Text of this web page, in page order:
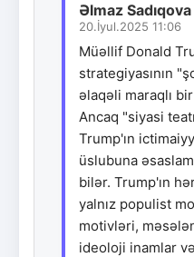
Əlmaz Sadıqova
20.İyul.2025 11:06
Müəllif Donald
strategiyasının
əlaqəli maraqlı
Ancaq "siyasi
Trump'ın
üslubuna
bilər. Trump'ın
yalnız populist
motivləri,
ideoloji inamlar